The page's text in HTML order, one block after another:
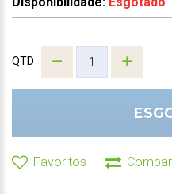
QTD
Favoritos